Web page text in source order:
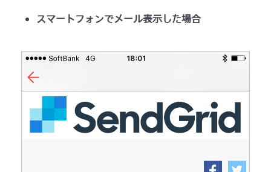
スマートフォンでメール表示した場合